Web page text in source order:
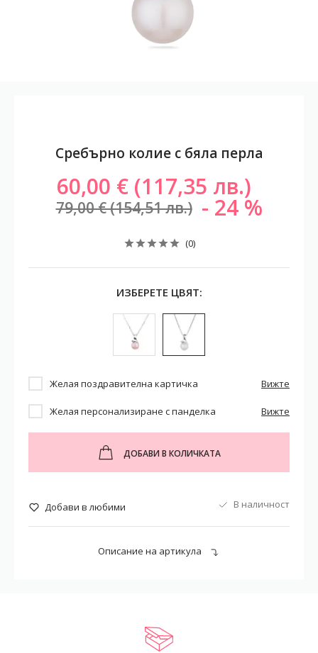
Сребърно колие с бяла перла
60,00 € (117,35 лв.)
79,00 € (154,51 лв.) 24
(0)
ИЗБЕРЕТЕ ЦВЯТ:
Желая поздравителна картичка Вижте
Желая персонализиране с панделка Вижте
ДОБАВИ В КОЛИЧКАТА
Добави в любими В наличност
Описание на артикула